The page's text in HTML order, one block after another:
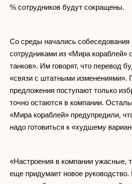
% сотрудников будут сокращены.
Со среды начались
сотрудниками из «Мира кораблей»
танков». Им говорят, что перевод
«связи с штатными изменениями».
предложения поступают только
точно остаются в компании.
«Мира кораблей» предупредили,
надо готовиться к «худшему
«Настроения в компании ужасные,
еще придумает новое